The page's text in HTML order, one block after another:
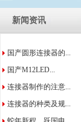
新闻资讯
国产圆形连接器的...
国产M12LED...
连接器制作的注意...
连接器的种类及规...